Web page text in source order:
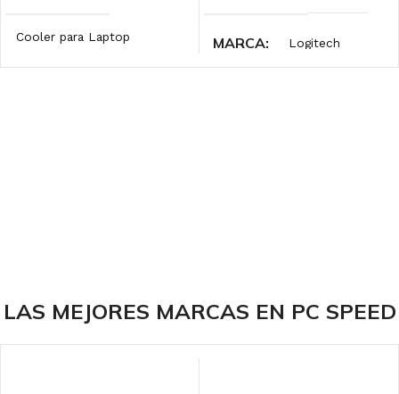
Cooler para Laptop MARCA Logitech
LAS MEJORES MARCAS EN PC SPEED